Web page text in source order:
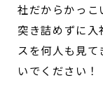
社だからかっこ
突き詰めずに
スを何人も見
いでください！